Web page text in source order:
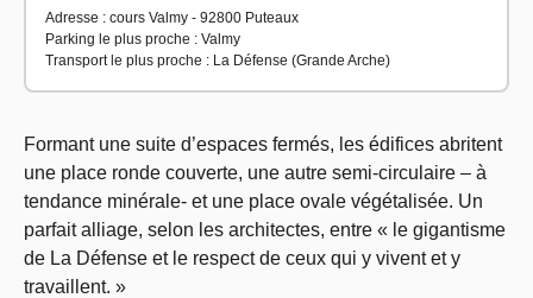
Adresse : cours Valmy - 92800 Puteaux
Parking le plus proche : Valmy
Transport le plus proche : La Défense (Grande Arche)
Formant une suite d’espaces fermés, les édifices abritent
une place ronde couverte, une autre semi-circulaire – à
tendance minérale- et une place ovale végétalisée. Un
parfait alliage, selon les architectes, entre « le gigantisme
de La Défense et le respect de ceux qui y vivent et y
travaillent. »